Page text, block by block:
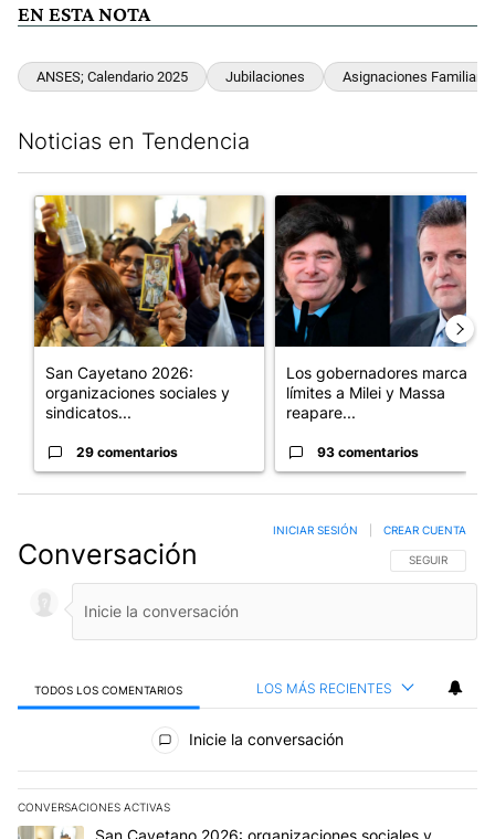
EN ESTA NOTA
ANSES; Calendario 2025 Jubilaciones Asignaciones Familiares
Noticias en Tendencia
Un artículo de tendencia con el título "San Cayetano 2026:
San Cayetano 2026:
organizaciones sociales y
sindicatos...
29 comentarios
Un artículo de tendencia
Los gobernadores marcan
límites a Milei y Massa
reapare...
93 comentarios
Conversación SIGA ESTA
SEGUIR
INICIAR SESIÓN CREAR CUENTA
TODOS LOS COMENTARIOS LOS MÁS RECIENTES
Todos los comentarios
Inicie la conversación
CONVERSACIONES ACTIVAS
Este listado muestra los artículos con más comentarios en los
Un artículo de tendencia con el título "San Cayetano 2026:
San Cayetano 2026: organizaciones sociales y